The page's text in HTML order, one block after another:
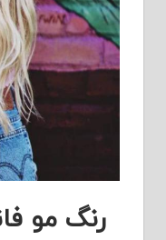
رنگ مو